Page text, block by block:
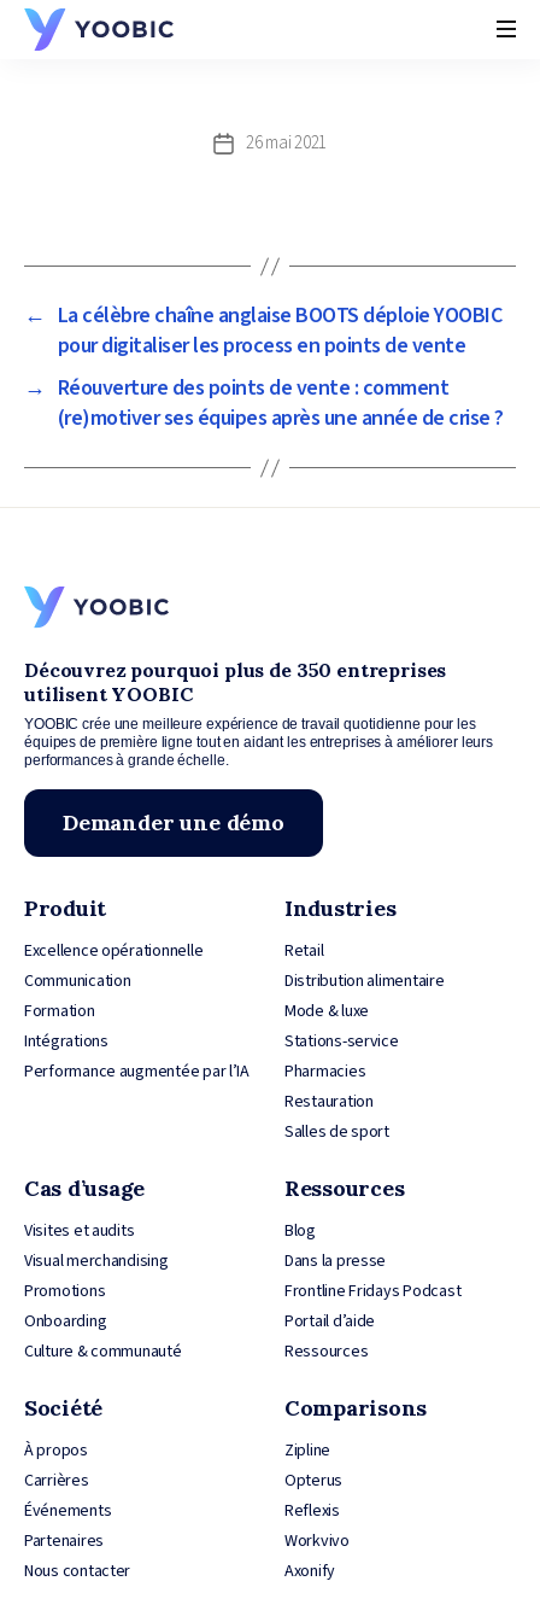
Post26 mai 2021
← La célèbre chaîne anglaise BOOTS déploie YOOBIC
pour digitaliser les process en points de vente
→ Réouverture des points de vente : comment
(re)motiver ses équipes après une année de crise ?
Découvrez pourquoi plus de 350 entreprises
utilisent YOOBIC
YOOBIC crée une meilleure expérience de travail quotidienne pour les
équipes de première ligne tout en aidant les entreprises à améliorer leurs
performances à grande échelle.
Demander une démo
Produit
Excellence opérationnelle
Communication
Formation
Intégrations
Performance augmentée par l’IA
Industries
Retail
Distribution alimentaire
Mode & luxe
Stations-service
Pharmacies
Restauration
Salles de sport
Cas d’usage
Visites et audits
Visual merchandising
Promotions
Onboarding
Culture & communauté
Ressources
Blog
Dans la presse
Frontline Fridays Podcast
Portail d’aide
Ressources
Société
À propos
Carrières
Événements
Partenaires
Nous contacter
Comparisons
Zipline
Opterus
Reflexis
Workvivo
Axonify